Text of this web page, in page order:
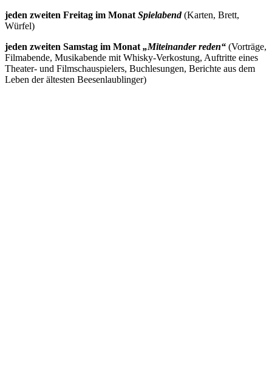
jeden zweiten Freitag im Monat Spielabend(Karten, Brett,
Würfel)
jeden zweiten Samstag im Monat „Miteinander reden“ (Vorträge,
Filmabende, Musikabende mit Whisky-Verkostung, Auftritte eines
Theater- und Filmschauspielers, Buchlesungen, Berichte aus dem
Leben der ältesten Beesenlaublinger)